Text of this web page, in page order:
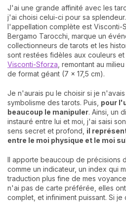
J'ai une grande affinité avec les
j'ai choisi celui-ci pour sa
l'appellation complète est Visconti-
Bergamo Tarocchi, marque un
collectionneurs de tarots et les
sont restées fidèles aux couleurs
Visconti-Sforza , remontant au
de format géant (7 x 17,5 cm).
Je n'aurais pu le choisir si je
symbolisme des tarots. Puis, pour
beaucoup le manipuler. Ainsi, un
instauré entre lui et moi, j'ai saisi
sens secret et profond, il
entre le moi physique et le moi
Il apporte beaucoup de précisions
comme un indicateur, un index qui
traduction plus fine de mes
n'ai pas de carte préférée, elles
complet, et infiniment puissant. Si